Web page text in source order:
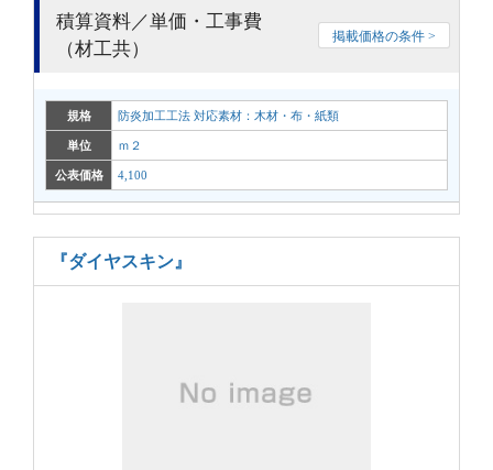
積算資料／単価・工事費
（材工共）
掲載価格の条件 >
規格 防炎加工工法 対応素材：木材・布・紙類
単位 ｍ２
公表価格 4,100
『ダイヤスキン』